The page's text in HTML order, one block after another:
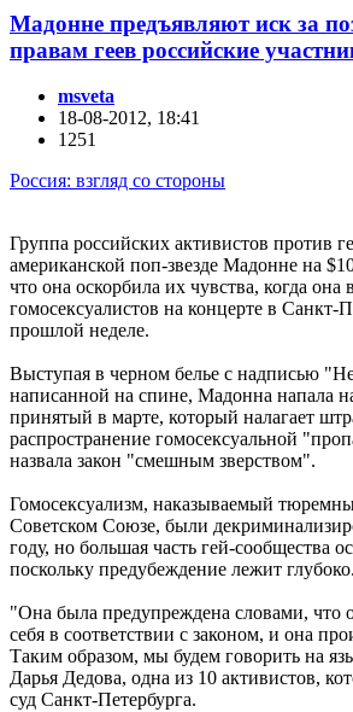
Мадонне предъявляют иск за
правам геев российские
msveta
18-08-2012, 18:41
1251
Россия: взгляд со стороны
Группа российских активистов против
американской поп-звезде Мадонне на
что она оскорбила их чувства, когда она
гомосексуалистов на концерте в Санкт-
прошлой неделе.
Выступая в черном белье с надписью
написанной на спине, Мадонна напала
принятый в марте, который налагает
распространение гомосексуальной
назвала закон "смешным зверством".
Гомосексуализм, наказываемый
Советском Союзе, были
году, но большая часть гей-сообщества
поскольку предубеждение лежит глубоко.
"Она была предупреждена словами, что
себя в соответствии с законом, и она
Таким образом, мы будем говорить на
Дарья Дедова, одна из 10 активистов,
суд Санкт-Петербурга.